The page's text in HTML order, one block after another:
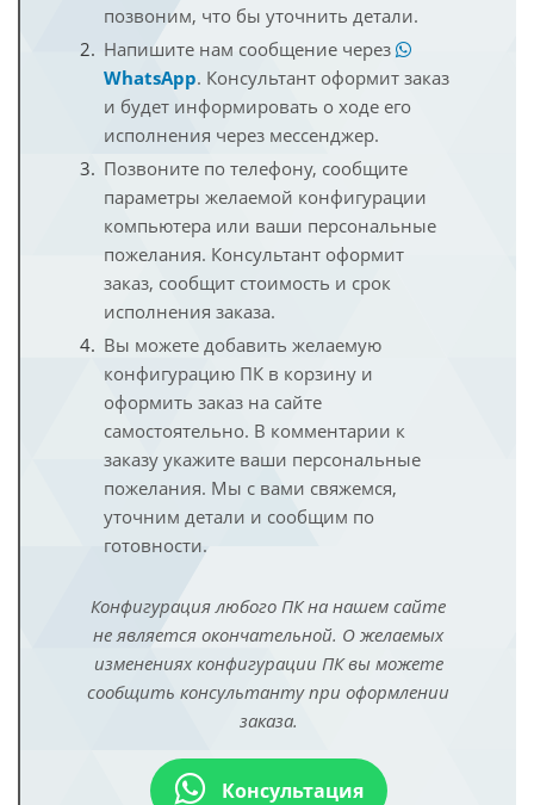
позвоним, что бы уточнить детали.
Напишите нам сообщение через
WhatsApp. Консультант оформит заказ
и будет информировать о ходе его
исполнения через мессенджер.
Позвоните по телефону, сообщите
параметры желаемой конфигурации
компьютера или ваши персональные
пожелания. Консультант оформит
заказ, сообщит стоимость и срок
исполнения заказа.
Вы можете добавить желаемую
конфигурацию ПК в корзину и
оформить заказ на сайте
самостоятельно. В комментарии к
заказу укажите ваши персональные
пожелания. Мы с вами свяжемся,
уточним детали и сообщим по
готовности.
Конфигурация любого ПК на нашем сайте
не является окончательной. О желаемых
изменениях конфигурации ПК вы можете
сообщить консультанту при оформлении
заказа.
Консультация